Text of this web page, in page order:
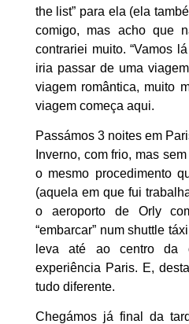
the list” para ela (ela
comigo, mas acho que
contrariei muito. “Vamos
iria passar de uma
viagem romântica, muito
viagem começa aqui.
Passámos 3 noites em
Inverno, com frio, mas
o mesmo procedimento
(aquela em que fui
o aeroporto de Orly
“embarcar” num shuttle
leva até ao centro da
experiência Paris. E,
tudo diferente.
Chegámos já final da